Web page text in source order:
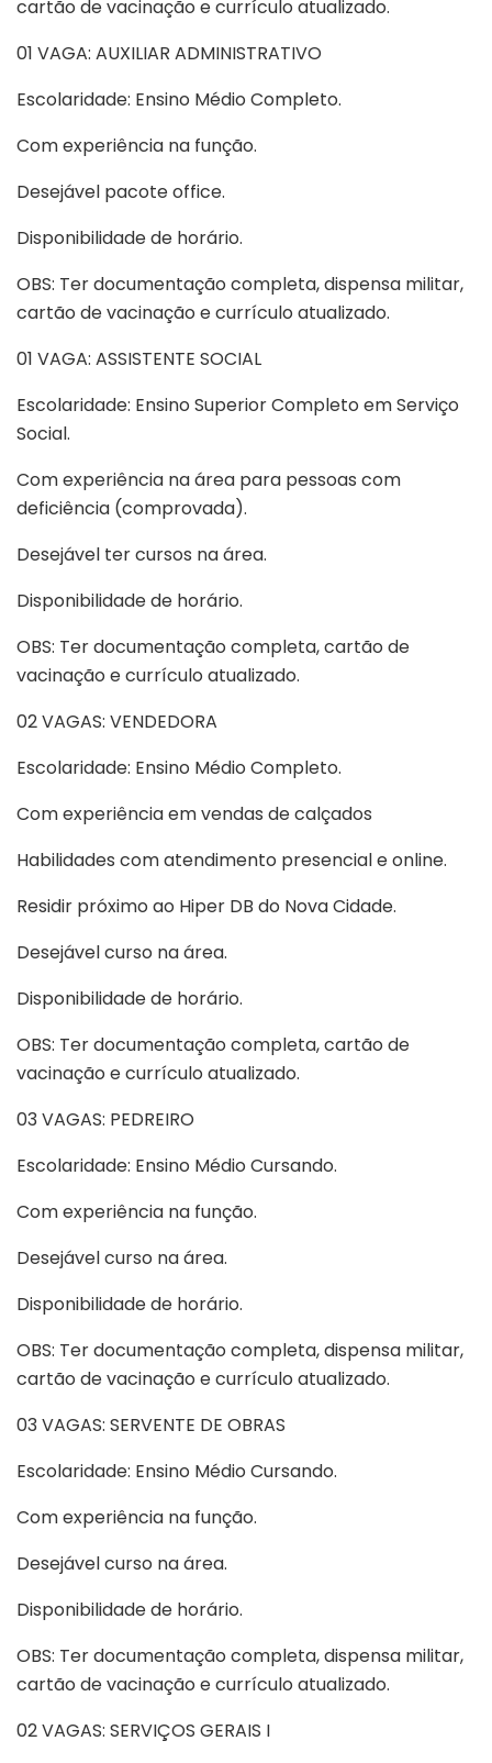
cartão de vacinação e currículo atualizado.
01 VAGA: AUXILIAR ADMINISTRATIVO
Escolaridade: Ensino Médio Completo.
Com experiência na função.
Desejável pacote office.
Disponibilidade de horário.
OBS: Ter documentação completa, dispensa militar,
cartão de vacinação e currículo atualizado.
01 VAGA: ASSISTENTE SOCIAL
Escolaridade: Ensino Superior Completo em Serviço
Social.
Com experiência na área para pessoas com
deficiência (comprovada).
Desejável ter cursos na área.
Disponibilidade de horário.
OBS: Ter documentação completa, cartão de
vacinação e currículo atualizado.
02 VAGAS: VENDEDORA
Escolaridade: Ensino Médio Completo.
Com experiência em vendas de calçados
Habilidades com atendimento presencial e online.
Residir próximo ao Hiper DB do Nova Cidade.
Desejável curso na área.
Disponibilidade de horário.
OBS: Ter documentação completa, cartão de
vacinação e currículo atualizado.
03 VAGAS: PEDREIRO
Escolaridade: Ensino Médio Cursando.
Com experiência na função.
Desejável curso na área.
Disponibilidade de horário.
OBS: Ter documentação completa, dispensa militar,
cartão de vacinação e currículo atualizado.
03 VAGAS: SERVENTE DE OBRAS
Escolaridade: Ensino Médio Cursando.
Com experiência na função.
Desejável curso na área.
Disponibilidade de horário.
OBS: Ter documentação completa, dispensa militar,
cartão de vacinação e currículo atualizado.
02 VAGAS: SERVIÇOS GERAIS I